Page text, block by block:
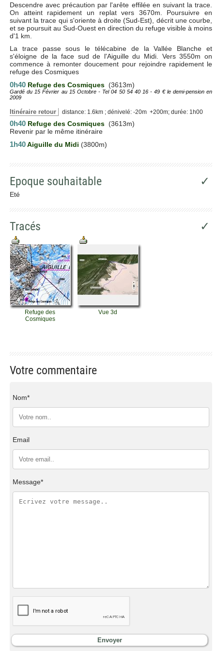
Descendre avec précaution par l'arête effilée en suivant la trace.
On atteint rapidement un replat vers 3670m. Poursuivre en
suivant la trace qui s'oriente à droite (Sud-Est), décrit une courbe,
et se poursuit au Sud-Ouest en direction du refuge visible à moins
d'1 km.
La trace passe sous le télécabine de la Vallée Blanche et
s'éloigne de la face sud de l'Aiguille du Midi. Vers 3550m on
commence à remonter doucement pour rejoindre rapidement le
refuge des Cosmiques
0h40 Refuge des Cosmiques (3613m)
Gardé du 15 Février au 15 Octobre - Tel 04 50 54 40 16 - 49 € le demi-pension en
2009
Itinéraire retour distance: 1.6km ; dénivelé: -20m +200m; durée: 1h00
0h40 Refuge des Cosmiques (3613m)
Revenir par le même itinéraire
1h40Aiguille du Midi (3800m)
Epoque souhaitable ✓
Eté
Tracés ✓
Refuge des
Cosmiques
Vue 3d
Votre commentaire
Nom*
Email
Message*